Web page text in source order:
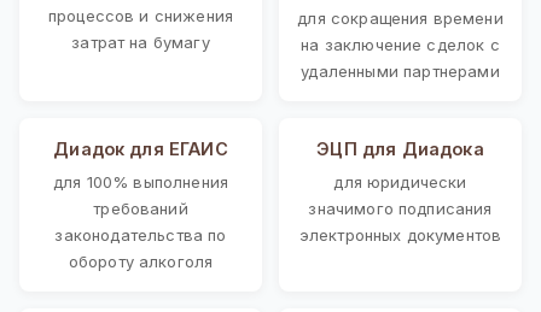
процессов и снижения
затрат на бумагу
для сокращения времени
на заключение сделок с
удаленными партнерами
Диадок для ЕГАИС
для 100% выполнения
требований
законодательства по
обороту алкоголя
ЭЦП для Диадока
для юридически
значимого подписания
электронных документов